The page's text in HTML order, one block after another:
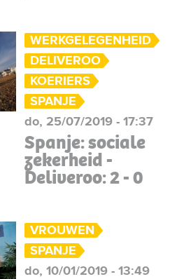
WERKGELEGENHEID
DELIVEROO
KOERIERS
SPANJE
do, 25/07/2019 - 17:37
Spanje: sociale
zekerheid -
Deliveroo: 2 - 0
VROUWEN
SPANJE
do, 10/01/2019 - 13:49